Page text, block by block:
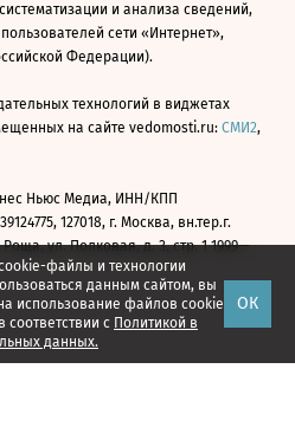
файлы и технологии
данным сайтом, вы
использование файлов cookie
соответствии с Политикой в
данных.
ОК
и анализа сведений,
сети «Интернет»,
Федерации).
технологий в виджетах
на сайте vedomosti.ru: СМИ2,
Ньюс Медиа, ИНН/КПП
127018, г. Москва, вн.тер.г.
ул. Полковая, д. 3, стр. 1 1999—